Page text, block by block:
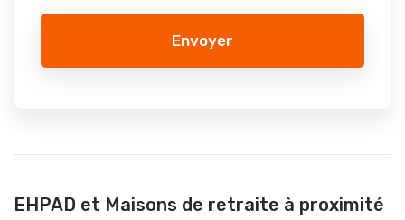
Envoyer
EHPAD et Maisons de retraite à proximité